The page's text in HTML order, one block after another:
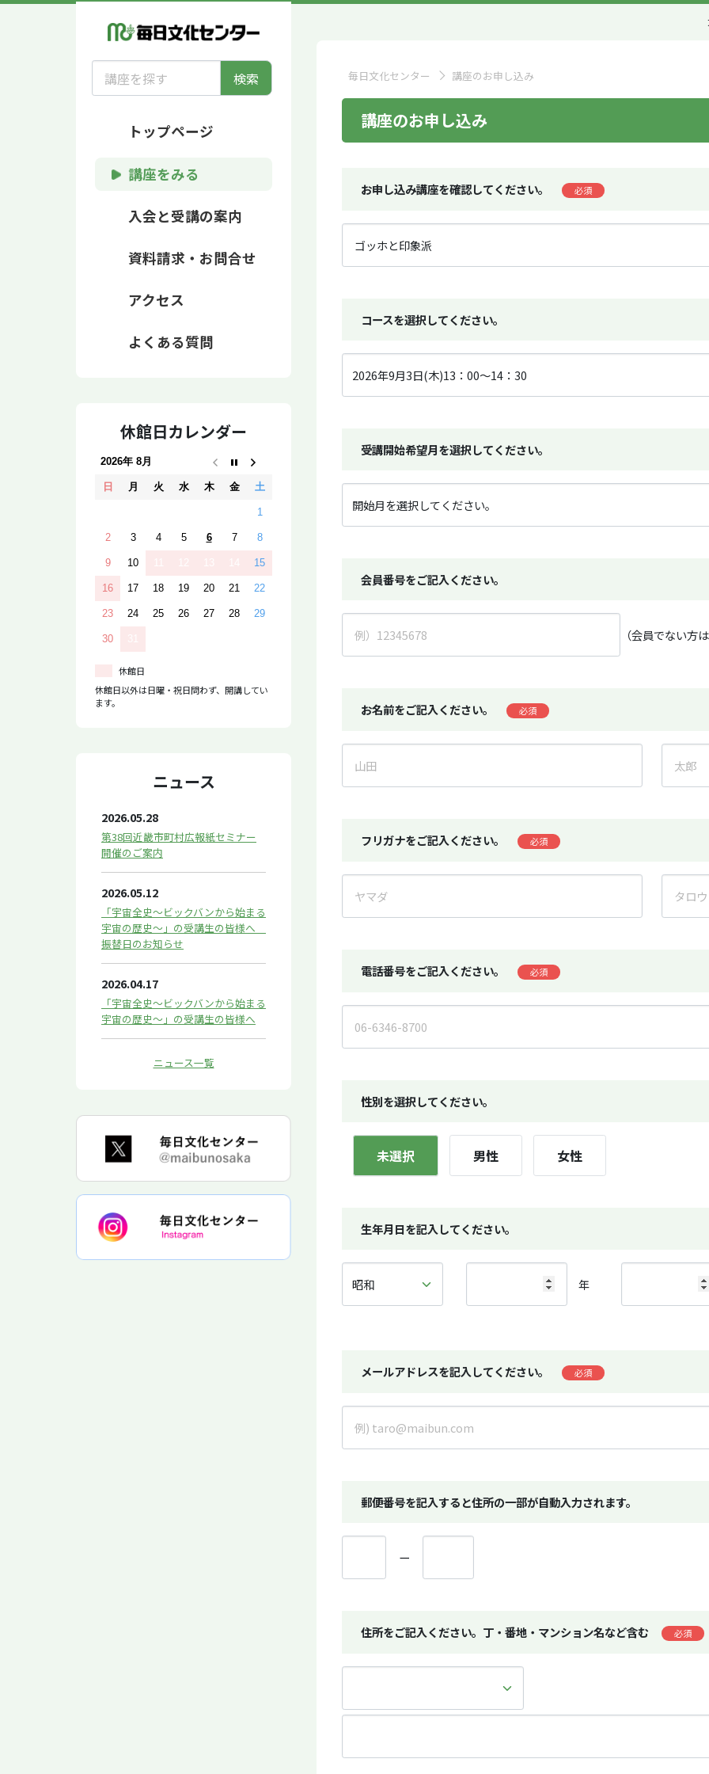
検索
トップページ
講座をみる
入会と受講の案内
資料請求・お問合せ
アクセス
よくある質問
休館日カレンダー
2026年 8月
日 月 火 水 木 金 土
1
2 3 4 5 6 7 8
9 10 15
16 17 18 19 20 21 22
23 24 25 26 27 28 29
30
休館日
休館日以外は日曜・祝日問わず、開講してい
ます。
ニュース
2026.05.28
第38回近畿市町村広報紙セミナー
開催のご案内
2026.05.12
「宇宙全史～ビックバンから始まる
宇宙の歴史～」の受講生の皆様へ
振替日のお知らせ
2026.04.17
「宇宙全史～ビックバンから始まる
宇宙の歴史～」の受講生の皆様へ
ニュース一覧
毎日文化センター 講座のお申し込み
講座のお申し込み
お申し込み講座を確認してください。 必須
コースを選択してください。
受講開始希望月を選択してください。
会員番号をご記入ください。
（会員でない方
お名前をご記入ください。 必須
フリガナをご記入ください。 必須
電話番号をご記入ください。 必須
性別を選択してください。
未選択 男性 女性
生年月日を記入してください。
年
メールアドレスを記入してください。 必須
郵便番号を記入すると住所の一部が自動入力されます。
ー
住所をご記入ください。丁・番地・マンション名など含む 必須